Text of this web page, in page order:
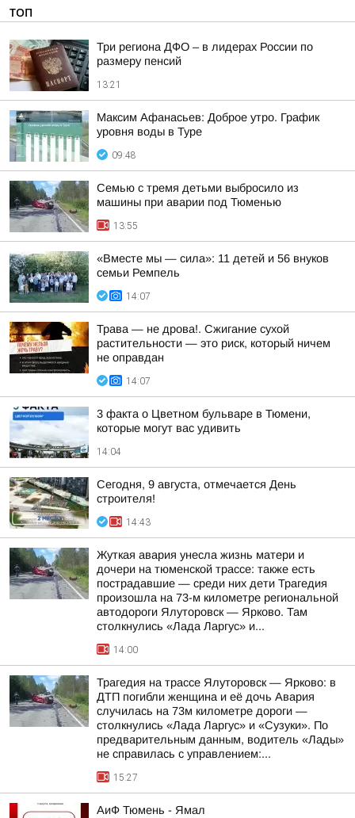
ТОП
Три региона ДФО – в лидерах России по
размеру пенсий
13:21
Максим Афанасьев: Доброе утро. График
уровня воды в Туре
09:48
Семью с тремя детьми выбросило из
машины при аварии под Тюменью
13:55
«Вместе мы — сила»: 11 детей и 56 внуков
семьи Ремпель
14:07
Трава — не дрова!. Сжигание сухой
растительности — это риск, который ничем
не оправдан
14:07
3 факта о Цветном бульваре в Тюмени,
которые могут вас удивить
14:04
Сегодня, 9 августа, отмечается День
строителя!
14:43
Жуткая авария унесла жизнь матери и
дочери на тюменской трассе: также есть
пострадавшие — среди них дети Трагедия
произошла на 73-м километре региональной
автодороги Ялуторовск — Ярково. Там
столкнулись «Лада Ларгус» и...
14:00
Трагедия на трассе Ялуторовск — Ярково: в
ДТП погибли женщина и её дочь Авария
случилась на 73м километре дороги —
столкнулись «Лада Ларгус» и «Сузуки». По
предварительным данным, водитель «Лады»
не справилась с управлением:...
15:27
АиФ Тюмень - Ямал